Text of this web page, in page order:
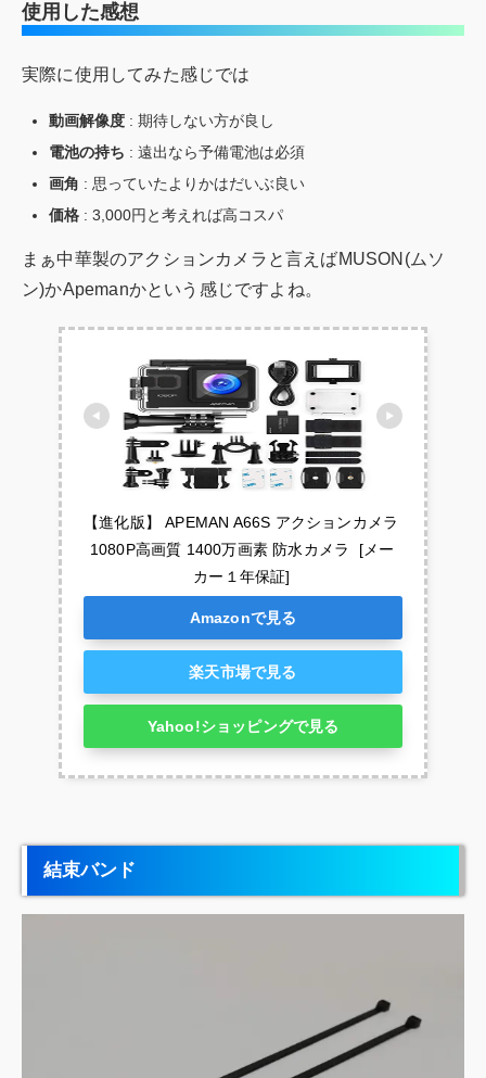
使用した感想
実際に使用してみた感じでは
動画解像度 : 期待しない方が良し
電池の持ち : 遠出なら予備電池は必須
画角 : 思っていたよりかはだいぶ良い
価格 : 3,000円と考えれば高コスパ
まぁ中華製のアクションカメラと言えばMUSON(ムソ
ン)かApemanかという感じですよね。
【進化版】 APEMAN A66S アクションカメラ
1080P高画質 1400万画素 防水カメラ  [メー
カー１年保証]
Amazonで見る
楽天市場で見る
Yahoo!ショッピングで見る
結束バンド